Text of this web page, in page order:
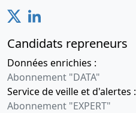
Candidats repreneurs
Données enrichies :
Abonnement "DATA"
Service de veille et d'alertes :
Abonnement "EXPERT"